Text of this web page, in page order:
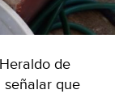
de
señalar que